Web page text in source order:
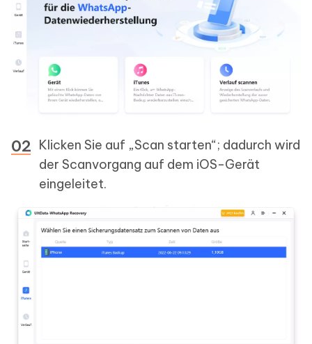
Klicken Sie auf „Scan starten“; dadurch wird
der Scanvorgang auf dem iOS-Gerät
eingeleitet.